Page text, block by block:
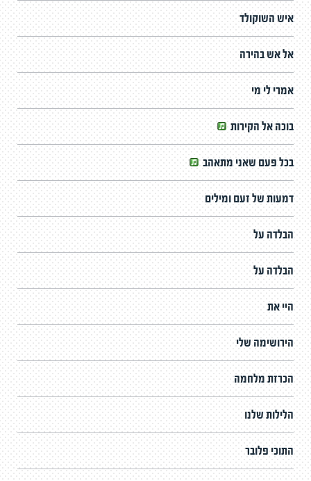
איש השוקולד
אל אש בהירה
אמרי לי מי
בוכה אל הקירות
בכל פעם שאני מתאהב
דמעות של זעם ומילים
הבלדה על
הבלדה על
היי את
הירושימה שלי
הכרזת מלחמה
הלילות שלנו
התוכי פלובר